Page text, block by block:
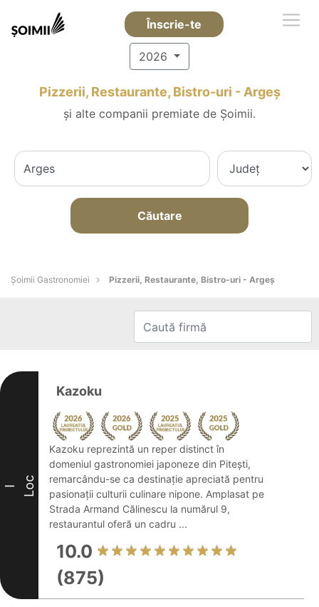
Înscrie-te
2026
Pizzerii, Restaurante, Bistro-uri - Argeş
și alte companii premiate de Șoimii.
Căutare
Șoimii Gastronomiei Pizzerii, Restaurante, Bistro-uri - Argeş
I Loc
Kazoku
Kazoku reprezintă un reper distinct în
domeniul gastronomiei japoneze din Pitești,
remarcându-se ca destinație apreciată pentru
pasionații culturii culinare nipone. Amplasat pe
Strada Armand Călinescu la numărul 9,
restaurantul oferă un cadru ...
10.0
(875)